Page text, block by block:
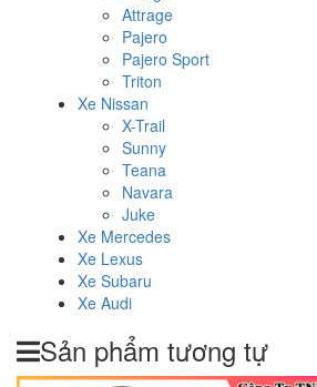
Attrage
Pajero
Pajero Sport
Triton
Xe Nissan
X-Trail
Sunny
Teana
Navara
Juke
Xe Mercedes
Xe Lexus
Xe Subaru
Xe Audi
Sản phẩm tương tự